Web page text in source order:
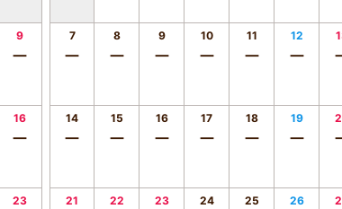
9
ー
16
ー
23
7
ー
8
ー
9
ー
10
ー
11
ー
12
ー
14
ー
15
ー
16
ー
17
ー
18
ー
19
ー
21 22 23 24 25 26